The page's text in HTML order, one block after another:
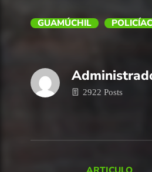
GUAMÚCHIL
2922 Posts